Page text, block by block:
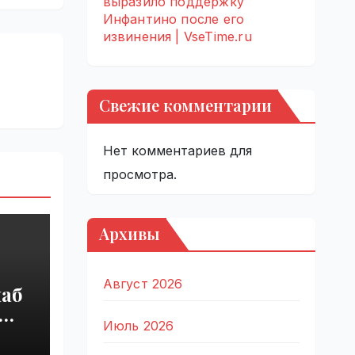
Инфантино после его
извинения | VseTime.ru
Свежие комментарии
Нет комментариев для
просмотра.
Архивы
Август 2026
Июль 2026